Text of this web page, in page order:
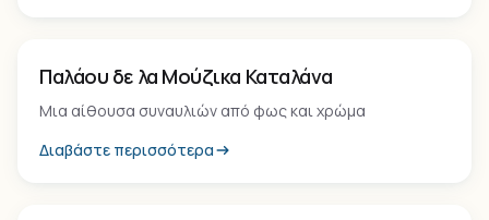
Μνημείο
Παλάου δε λα Μούζικα Καταλάνα
Μια αίθουσα συναυλιών από φως και χρώμα
Διαβάστε περισσότερα